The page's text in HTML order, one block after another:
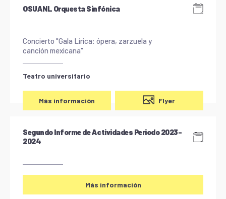
OSUANL Orquesta Sinfónica
Concierto "Gala Lírica: ópera, zarzuela y
canción mexicana"
Teatro universitario
Más información Flyer
Segundo Informe de Actividades Periodo 2023-
2024
Más información